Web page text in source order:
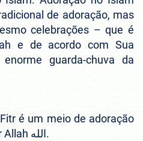
de adoração, mas
celebrações – que é
e de acordo com Sua
guarda-chuva da
é um meio de adoração
que é recompensado por Allah الله.